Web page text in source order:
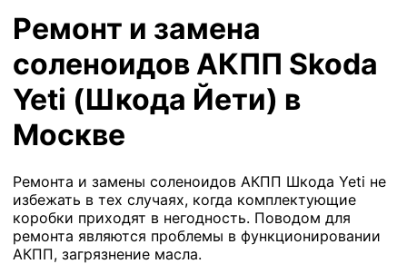
Ремонт и замена
соленоидов АКПП Skoda
Yeti (Шкода Йети) в
Москве
Ремонта и замены соленоидов АКПП Шкода Yeti не
избежать в тех случаях, когда комплектующие
коробки приходят в негодность. Поводом для
ремонта являются проблемы в функционировании
АКПП, загрязнение масла.